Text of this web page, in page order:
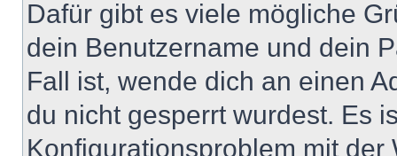
Dafür gibt es viele mögliche
dein Benutzername und dein
Fall ist, wende dich an einen
du nicht gesperrt wurdest. Es
Konfigurationsproblem mit